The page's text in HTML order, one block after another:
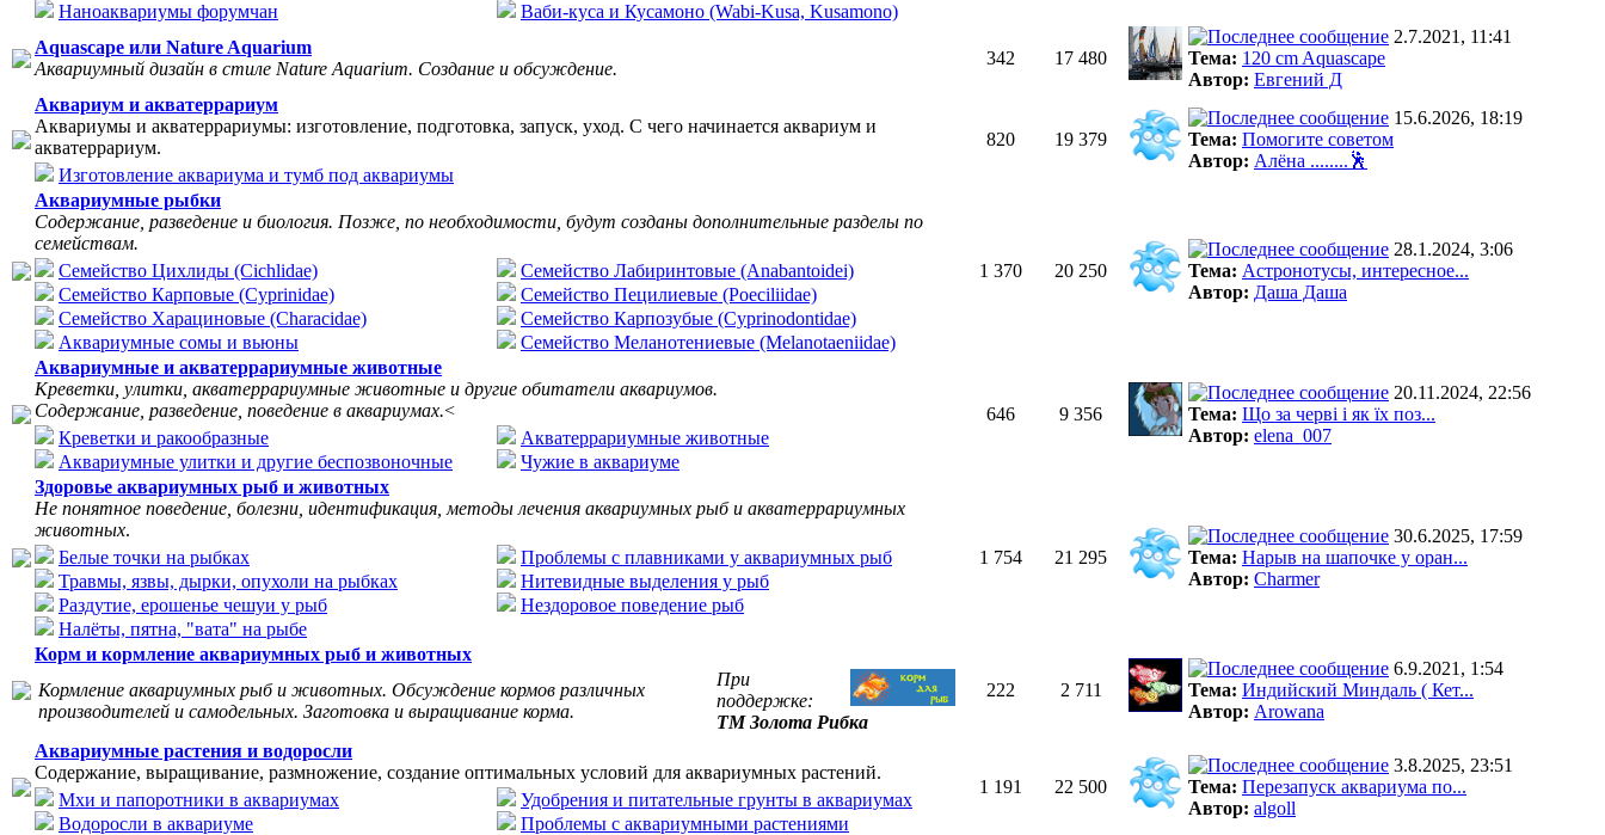
Наноаквариумы форумчан
Ваби-куса и Кусамоно (Wabi-Kusa, Kusamono)
Aquascape или Nature Aquarium
Аквариумный дизайн в стиле Nature Aquarium. Создание и обсуждение.
342 17 480
2.7.2021, 11:41
Тема: 120 cm Aquascape
Автор: Евгений Д
Аквариум и акватеррариум
Аквариумы и акватеррариумы: изготовление, подготовка, запуск, уход. С чего начинается аквариум и
акватеррариум.
Изготовление аквариума и тумб под аквариумы
820 19 379
15.6.2026, 18:19
Тема: Помогите советом
Автор: Алёна ........🕺
Аквариумные рыбки
Содержание, разведение и биология. Позже, по необходимости, будут созданы дополнительные разделы по
семействам.
Семейство Цихлиды (Cichlidae)
Семейство Карповые (Cyprinidae)
Семейство Харациновые (Characidae)
Аквариумные сомы и вьюны
Семейство Лабиринтовые (Anabantoidei)
Cемейство Пецилиевые (Poeciliidae)
Семейство Карпозубые (Cyprinodontidae)
Семейство Меланотениевые (Melanotaeniidae)
1 370 20 250
28.1.2024, 3:06
Тема: Астронотусы, интересное...
Автор: Даша Даша
Аквариумные и акватеррариумные животные
Креветки, улитки, акватеррариумные животные и другие обитатели аквариумов.
Содержание, разведение, поведение в аквариумах.<
Креветки и ракообразные
Аквариумные улитки и другие беспозвоночные
Акватеррариумные животные
Чужие в аквариуме
646 9 356
20.11.2024, 22:56
Тема: Що за черві і як їх поз...
Автор: elena_007
Здоровье аквариумных рыб и животных
Не понятное поведение, болезни, идентификация, методы лечения аквариумных рыб и акватеррариумных
животных.
Белые точки на рыбках
Травмы, язвы, дырки, опухоли на рыбках
Раздутие, ерошенье чешуи у рыб
Налёты, пятна, "вата" на рыбе
Проблемы с плавниками у аквариумных рыб
Нитевидные выделения у рыб
Нездоровое поведение рыб
1 754 21 295
30.6.2025, 17:59
Тема: Нарыв на шапочке у оран...
Автор: Charmer
Корм и кормление аквариумных рыб и животных
Кормление аквариумных рыб и животных. Обсуждение кормов различных
производителей и самодельных. Заготовка и выращивание корма.
При
поддержке:
ТМ Золота Рибка
222 2 711
6.9.2021, 1:54
Тема: Индийский Миндаль ( Кет...
Автор: Arowana
Аквариумные растения и водоросли
Содержание, выращивание, размножение, создание оптимальных условий для аквариумных растений.
Мхи и папоротники в аквариумах
Водоросли в аквариуме
Удобрения и питательные грунты в аквариумах
Проблемы с аквариумными растениями
1 191 22 500
3.8.2025, 23:51
Тема: Перезапуск аквариума по...
Автор: algoll